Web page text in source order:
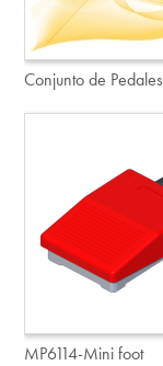
Conjunto de Pedales
MP6114-Mini foot